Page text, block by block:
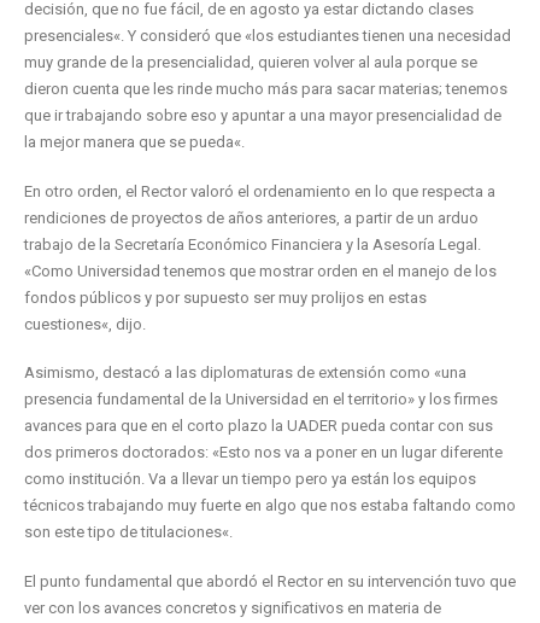
decisión, que no fue fácil, de en agosto ya estar dictando clases
presenciales«. Y consideró que «los estudiantes tienen una necesidad
muy grande de la presencialidad, quieren volver al aula porque se
dieron cuenta que les rinde mucho más para sacar materias; tenemos
que ir trabajando sobre eso y apuntar a una mayor presencialidad de
la mejor manera que se pueda«.
En otro orden, el Rector valoró el ordenamiento en lo que respecta a
rendiciones de proyectos de años anteriores, a partir de un arduo
trabajo de la Secretaría Económico Financiera y la Asesoría Legal.
«Como Universidad tenemos que mostrar orden en el manejo de los
fondos públicos y por supuesto ser muy prolijos en estas
cuestiones«, dijo.
Asimismo, destacó a las diplomaturas de extensión como «una
presencia fundamental de la Universidad en el territorio» y los firmes
avances para que en el corto plazo la UADER pueda contar con sus
dos primeros doctorados: «Esto nos va a poner en un lugar diferente
como institución. Va a llevar un tiempo pero ya están los equipos
técnicos trabajando muy fuerte en algo que nos estaba faltando como
son este tipo de titulaciones«.
El punto fundamental que abordó el Rector en su intervención tuvo que
ver con los avances concretos y significativos en materia de